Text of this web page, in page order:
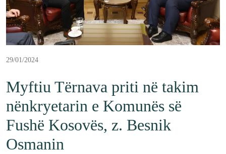
29/01/2024
Myftiu Tërnava priti në takim
nënkryetarin e Komunës së
Fushë Kosovës, z. Besnik
Osmanin